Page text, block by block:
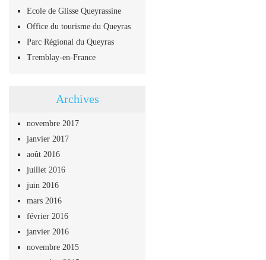
Ecole de Glisse Queyrassine
Office du tourisme du Queyras
Parc Régional du Queyras
Tremblay-en-France
Archives
novembre 2017
janvier 2017
août 2016
juillet 2016
juin 2016
mars 2016
février 2016
janvier 2016
novembre 2015